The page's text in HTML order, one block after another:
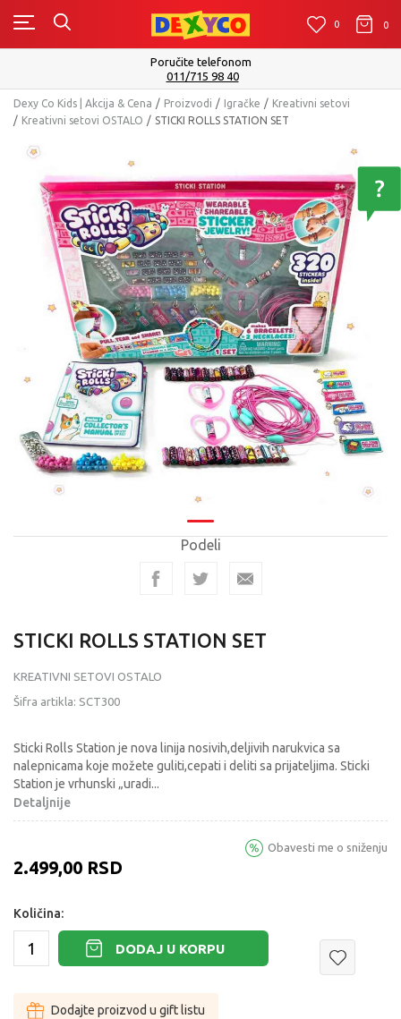
0 0 0
Poručite telefonom
011/715 98 40
Dexy Co Kids | Akcija & Cena Proizvodi Igračke
Kreativni setovi
Kreativni setovi OSTALO
STICKI ROLLS STATION SET
Podeli
STICKI ROLLS STATION SET
KREATIVNI SETOVI OSTALO
Šifra artikla: SCT300
Sticki Rolls Station je nova linija nosivih,deljivih narukvica sa
nalepnicama koje možete guliti,cepati i deliti sa prijateljima. Sticki
Station je vrhunski „uradi...
Detaljnije
2.499,00 RSD
Obavesti me o sniženju
Količina:
DODAJ U KORPU
Dodajte proizvod u gift listu